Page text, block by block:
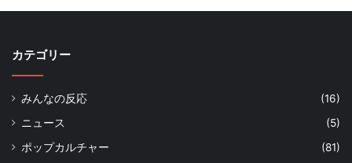
カテゴリー
みんなの反応
(16)
ニュース
(5)
ポップカルチャー
(81)